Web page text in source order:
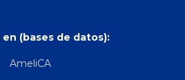
en (bases de datos):
AmeliCA